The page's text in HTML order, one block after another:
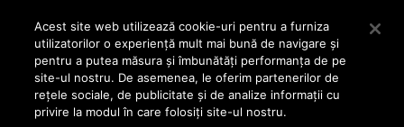
Apăsați Enter pentru a trece la conținutul principal
CAUTA
Acest site web utilizează cookie-uri pentru a furniza
utilizatorilor o experienţă mult mai bună de navigare și
pentru a putea măsura și îmbunătăți performanța de pe
site-ul nostru. De asemenea, le oferim partenerilor de
rețele sociale, de publicitate și de analize informații cu
privire la modul în care folosiți site-ul nostru.